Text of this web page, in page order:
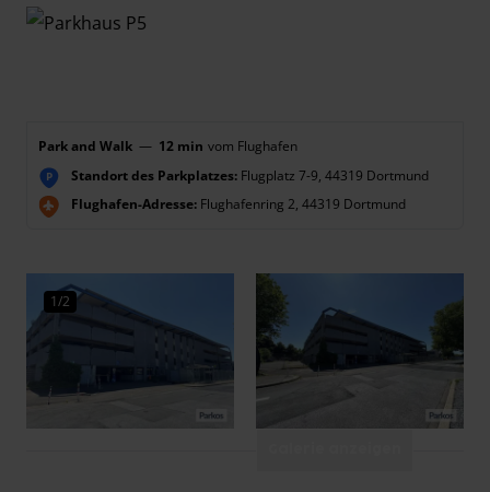
Park and Walk — 12 min vom Flughafen
P Standort des Parkplatzes: Flugplatz 7-9, 44319 Dortmund
Flughafen-Adresse: Flughafenring 2, 44319 Dortmund
1/2